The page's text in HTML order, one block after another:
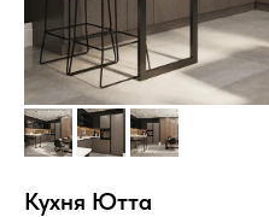
Кухня Ютта